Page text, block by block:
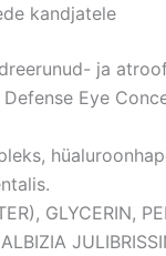
kandjatele
ja
Defense Eye
GLYCERIN,